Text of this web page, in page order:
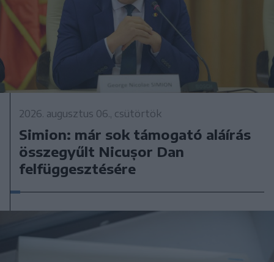
2026. augusztus 06., csütörtök
Simion: már sok támogató aláírás
összegyűlt Nicușor Dan
felfüggesztésére